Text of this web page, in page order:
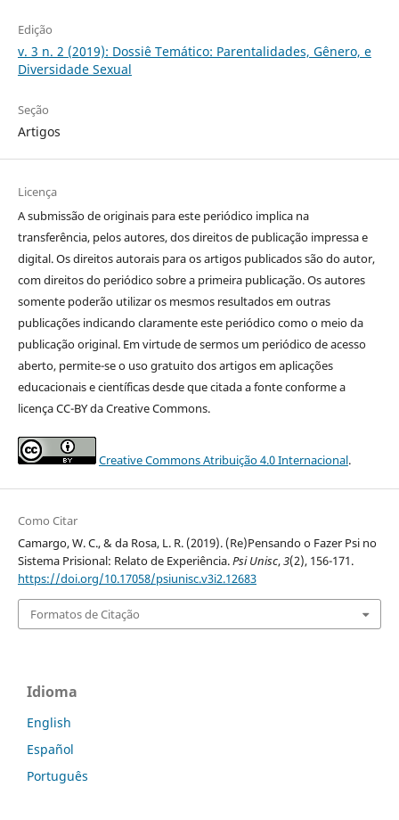
Edição
v. 3 n. 2 (2019): Dossiê Temático: Parentalidades, Gênero, e
Diversidade Sexual
Seção
Artigos
Licença
A submissão de originais para este periódico implica na
transferência, pelos autores, dos direitos de publicação impressa e
digital. Os direitos autorais para os artigos publicados são do autor,
com direitos do periódico sobre a primeira publicação. Os autores
somente poderão utilizar os mesmos resultados em outras
publicações indicando claramente este periódico como o meio da
publicação original. Em virtude de sermos um periódico de acesso
aberto, permite-se o uso gratuito dos artigos em aplicações
educacionais e científicas desde que citada a fonte conforme a
licença CC-BY da Creative Commons.
Creative Commons Atribuição 4.0 Internacional.
Como Citar
Camargo, W. C., & da Rosa, L. R. (2019). (Re)Pensando o Fazer Psi no
Sistema Prisional: Relato de Experiência.Psi Unisc,3(2), 156-171.
https://doi.org/10.17058/psiunisc.v3i2.12683
Formatos de Citação
Idioma
English
Español
Português